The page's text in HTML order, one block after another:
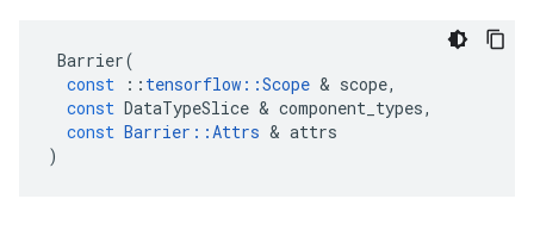
Barrier(
const
:: tensorflow ::Scope & scope,
const DataTypeSlice & component_types,
const Barrier ::Attrs & attrs
)